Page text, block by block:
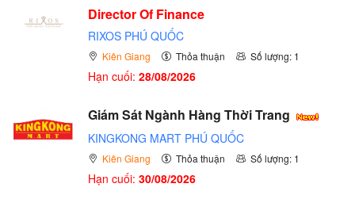
Director Of Finance
RIXOS PHÚ QUỐC
Kiên Giang Thỏa thuận Số lượng: 1
Hạn cuối: 28/08/2026
Giám Sát Ngành Hàng Thời Trang
KINGKONG MART PHÚ QUỐC
Kiên Giang Thỏa thuận Số lượng: 1
Hạn cuối: 30/08/2026